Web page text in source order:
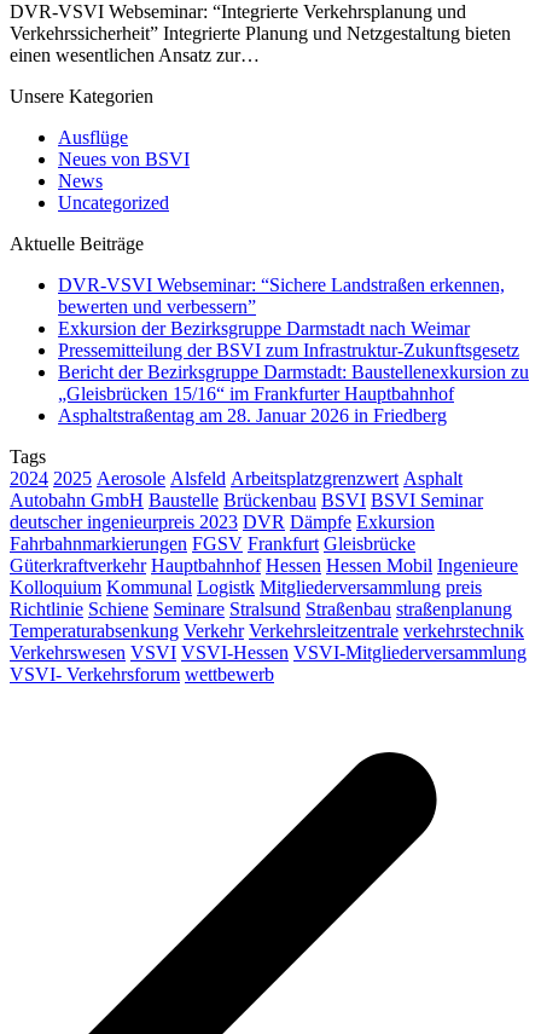
DVR-VSVI Webseminar: “Integrierte Verkehrsplanung und
Verkehrssicherheit” Integrierte Planung und Netzgestaltung bieten
einen wesentlichen Ansatz zur…
Unsere Kategorien
Ausflüge
Neues von BSVI
News
Uncategorized
Aktuelle Beiträge
DVR-VSVI Webseminar: “Sichere Landstraßen erkennen,
bewerten und verbessern”
Exkursion der Bezirksgruppe Darmstadt nach Weimar
Pressemitteilung der BSVI zum Infrastruktur-Zukunftsgesetz
Bericht der Bezirksgruppe Darmstadt: Baustellenexkursion zu
„Gleisbrücken 15/16“ im Frankfurter Hauptbahnhof
Asphaltstraßentag am 28. Januar 2026 in Friedberg
Tags
2024 2025 Aerosole Alsfeld Arbeitsplatzgrenzwert Asphalt
Autobahn GmbH Baustelle Brückenbau BSVI BSVI Seminar
deutscher ingenieurpreis 2023 DVR Dämpfe Exkursion
Fahrbahnmarkierungen FGSV Frankfurt Gleisbrücke
Güterkraftverkehr Hauptbahnhof Hessen Hessen Mobil Ingenieure
Kolloquium Kommunal Logistk Mitgliederversammlung preis
Richtlinie Schiene Seminare Stralsund Straßenbau straßenplanung
Temperaturabsenkung Verkehr Verkehrsleitzentrale verkehrstechnik
Verkehrswesen VSVI VSVI-Hessen VSVI-Mitgliederversammlung
VSVI- Verkehrsforum wettbewerb